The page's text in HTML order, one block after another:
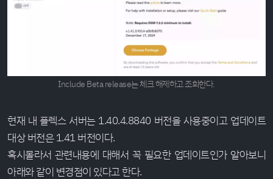
Include Beta release는 체크 해제하고 조회한다.
현재 내 플렉스 서버는 1.40.4.8840 버전을 사용중이고 업데이트
대상 버전은 1.41 버전이다.
혹시몰라서 관련내용에 대해서 꼭 필요한 업데이트인가 알아보니
아래와 같이 변경점이 있다고 한다.